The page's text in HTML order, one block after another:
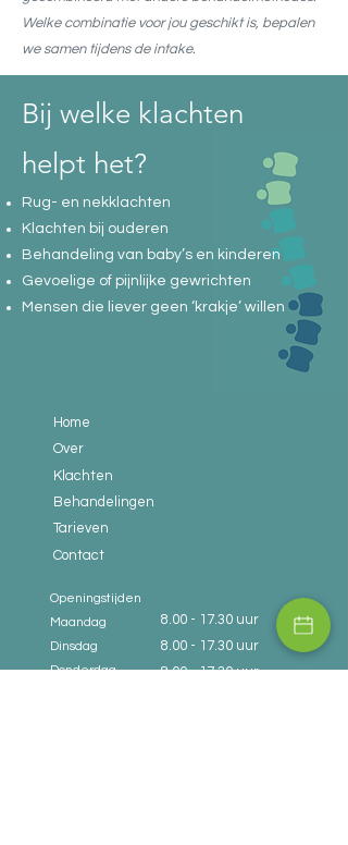
Welke combinatie voor jou geschikt is, bepalen
we samen tijdens de intake.
Bij welke klachten
helpt het?
Rug- en nekklachten
Klachten bij ouderen
Behandeling van baby’s en kinderen
Gevoelige of pijnlijke gewrichten
Mensen die liever geen ‘krakje’ willen
Home
Over
Klachten
Behandelingen
Tarieven
Contact
Openingstijden
Maandag
Dinsdag
Donderdag
8.00 - 17.30 uur
8.00 - 17.30 uur
8.00 - 17.30uur